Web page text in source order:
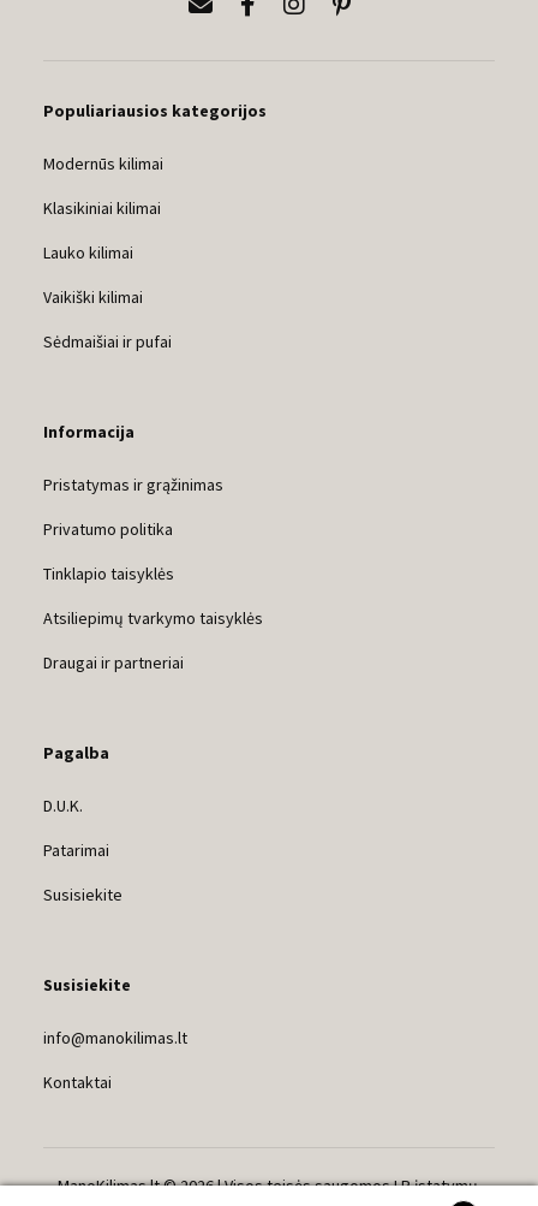
Populiariausios kategorijos
Modernūs kilimai
Klasikiniai kilimai
Lauko kilimai
Vaikiški kilimai
Sėdmaišiai ir pufai
Informacija
Pristatymas ir grąžinimas
Privatumo politika
Tinklapio taisyklės
Atsiliepimų tvarkymo taisyklės
Draugai ir partneriai
Pagalba
D.U.K.
Patarimai
Susisiekite
Susisiekite
info@manokilimas.lt
Kontaktai
ManoKilimas.lt © 2026 | Visos teisės saugomos LR įstatymų.